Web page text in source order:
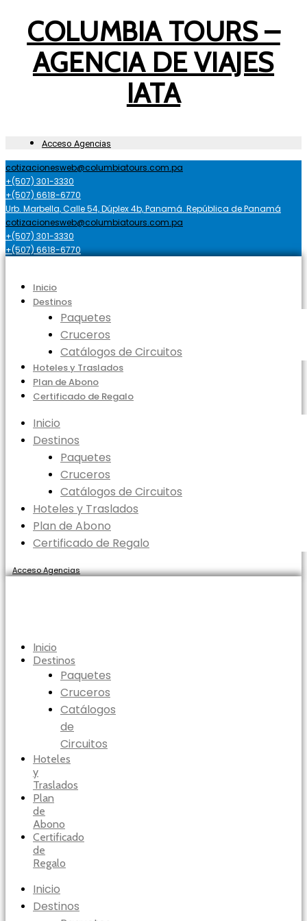
COLUMBIA TOURS –
AGENCIA DE VIAJES
IATA
Acceso Agencias
cotizacionesweb@columbiatours.com.pa
+(507) 301-3330
+(507) 6618-6770
Urb. Marbella, Calle 54, Dúplex 4b, Panamá. República de Panamá
cotizacionesweb@columbiatours.com.pa
+(507) 301-3330
+(507) 6618-6770
Inicio
Destinos
Paquetes
Cruceros
Catálogos de Circuitos
Hoteles y Traslados
Plan de Abono
Certificado de Regalo
Inicio
Destinos
Paquetes
Cruceros
Catálogos de Circuitos
Hoteles y Traslados
Plan de Abono
Certificado de Regalo
Acceso Agencias
Inicio
Destinos
Paquetes
Cruceros
Catálogos
de
Circuitos
Hoteles
y
Traslados
Plan
de
Abono
Certificado
de
Regalo
Inicio
Destinos